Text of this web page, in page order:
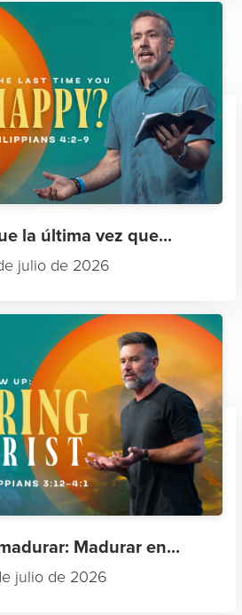
la última vez que...
julio de 2026
Madurar en...
julio de 2026